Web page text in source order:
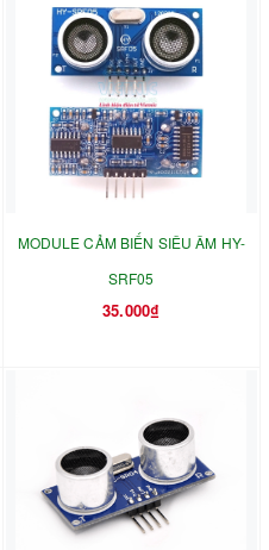
MODULE CẢM BIẾN SIÊU ÂM HY-
SRF05
35.000₫